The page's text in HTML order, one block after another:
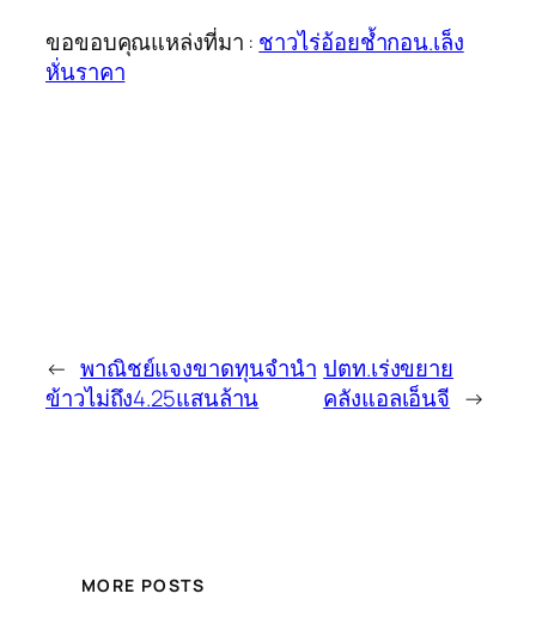
ขอขอบคุณแหล่งที่มา : ชาวไร่อ้อยช้ำกอน.เล็ง
หั่นราคา
← พาณิชย์แจงขาดทุนจำนำ
ข้าวไม่ถึง4.25แสนล้าน
ปตท.เร่งขยาย
คลังแอลเอ็นจี →
MORE POSTS